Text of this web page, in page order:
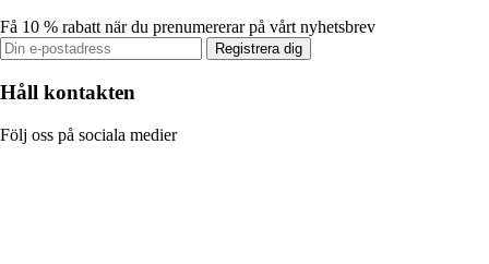
Få 10 % rabatt när du prenumererar på vårt nyhetsbrev
Registrera dig
Håll kontakten
Följ oss på sociala medier